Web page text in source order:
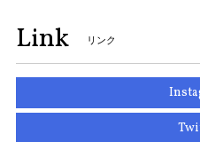
Link リンク